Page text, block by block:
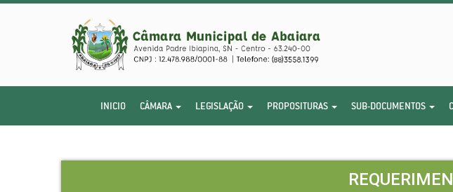
INICIO CÂMARA LEGISLAÇÃO PROPOSITURAS SUB-DOCUMENTOS